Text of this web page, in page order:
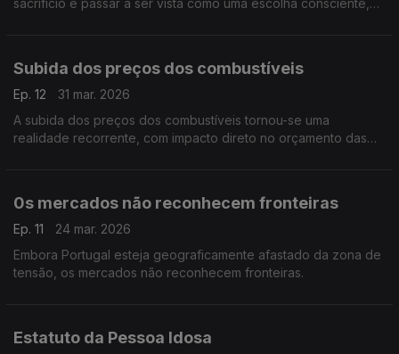
sacrifício e passar a ser vista como uma escolha consciente,
Subida dos preços dos combustíveis
Ep. 12
31 mar. 2026
A subida dos preços dos combustíveis tornou-se uma
realidade recorrente, com impacto direto no orçamento das
0s mercados não reconhecem fronteiras
Ep. 11
24 mar. 2026
Embora Portugal esteja geograficamente afastado da zona de
tensão, os mercados não reconhecem fronteiras.
Estatuto da Pessoa Idosa